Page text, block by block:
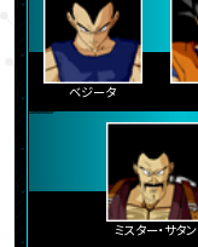
ベジータ
ミスター・サタン